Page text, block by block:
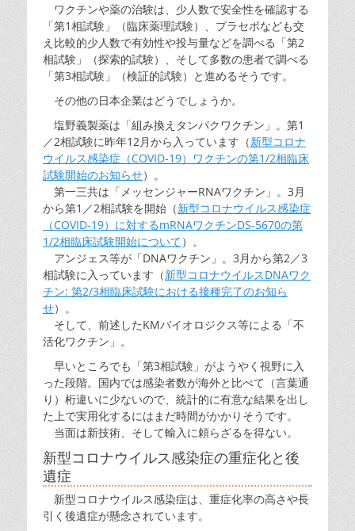
ワクチンや薬の治験は、少人数で安全性を確認する
「第1相試験」（臨床薬理試験）、プラセボなども交
え比較的少人数で有効性や投与量などを調べる「第2
相試験」（探索的試験）、そして多数の患者で調べる
「第3相試験」（検証的試験）と進めるそうです。
その他の日本企業はどうでしょうか。
塩野義製薬は「組み換えタンパクワクチン」。第1
／2相試験に昨年12月から入っています（新型コロナ
ウイルス感染症（COVID-19）ワクチンの第1/2相臨床
試験開始のお知らせ）。
第一三共は「メッセンジャーRNAワクチン」。3月
から第1／2相試験を開始（新型コロナウイルス感染症
（COVID-19）に対するmRNAワクチンDS-5670の第
1/2相臨床試験開始について）。
アンジェス等が「DNAワクチン」。3月から第2／3
相試験に入っています（新型コロナウイルスDNAワク
チン: 第2/3相臨床試験における接種完了のお知ら
せ）。
そして、前述したKMバイオロジクス等による「不
活化ワクチン」。
早いところでも「第3相試験」がようやく視野に入
った段階。国内では感染者数が海外と比べて（言葉通
り）桁違いに少ないので、統計的に有意な結果を出し
た上で実用化するにはまだ時間がかかりそうです。
当面は新技術、そして輸入に頼らざるを得ない。
新型コロナウイルス感染症の重症化と後
遺症
新型コロナウイルス感染症は、重症化率の高さや長
引く後遺症が懸念されています。